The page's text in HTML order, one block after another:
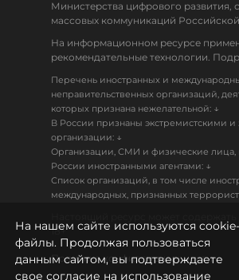
Министерства цифрового развития,
массовых коммуникаций
На информационном ресурсе
рекомендательные технологии.
Перечень иностранных и
неправительственных организаций,
которых признана нежелательной: ↓
В России признаны экстремистскими
организации: ↓
Организации, СМИ и физические лица,
России иностранными агентами: ↓
Список организаций, в том числе
международных, признанных
18+
Политика конфиденциальности
На нашем сайте используются cookie-
файлы. Продолжая пользоваться
данным сайтом, вы подтверждаете
свое согласие на использование